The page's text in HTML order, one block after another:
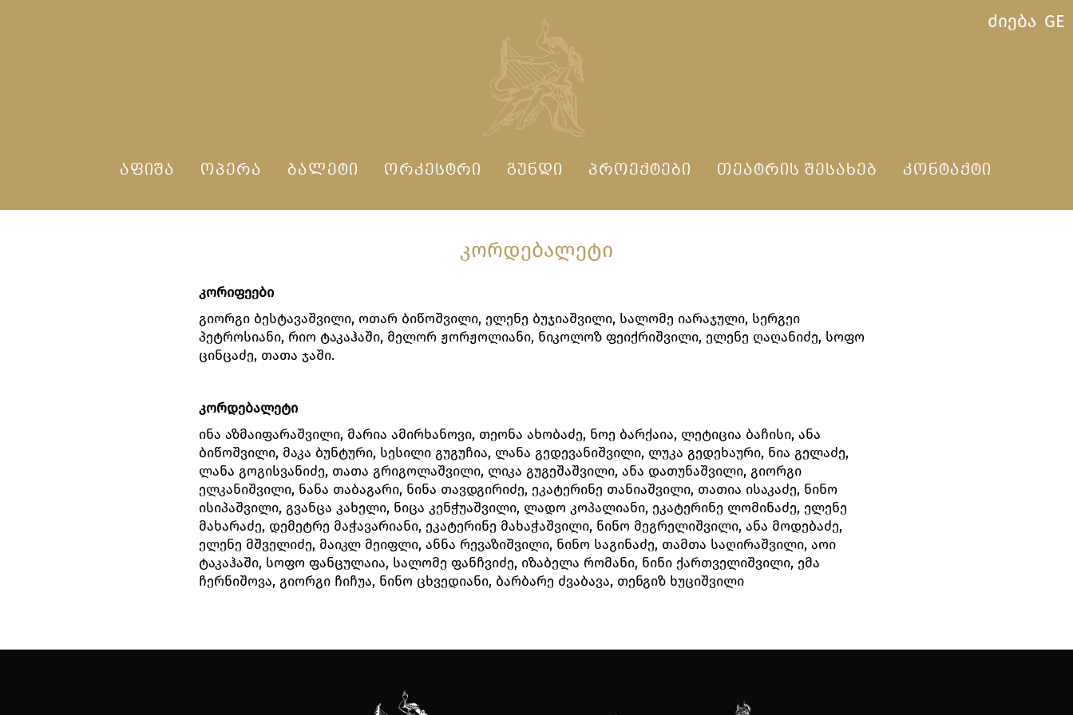
GE
ძიება
ᲐᲤᲘᲨᲐ ᲝᲞᲔᲠᲐ ᲑᲐᲚᲔᲢᲘ ᲝᲠᲙᲔᲡᲢᲠᲘ ᲒᲣᲜᲓᲘ ᲞᲠᲝᲔᲥᲢᲔᲑᲘ ᲗᲔᲐᲢᲠᲘᲡ ᲨᲔᲡᲐᲮᲔᲑ ᲙᲝᲜᲢᲐᲥᲢᲘ
ᲙᲝᲠᲓᲔᲑᲐᲚᲔᲢᲘ
კორიფეები
გიორგი ბესტავაშვილი, ოთარ ბიწოშვილი, ელენე ბუჯიაშვილი, სალომე იარაჯული, სერგეი
პეტროსიანი, რიო ტაკაჰაში, მელორ ჟორჟოლიანი, ნიკოლოზ ფეიქრიშვილი, ელენე ღაღანიძე, სოფო
ცინცაძე, თათა ჯაში.
კორდებალეტი
ინა აზმაიფარაშვილი, მარია ამირხანოვი, თეონა ახობაძე, ნოე ბარქაია, ლეტიცია ბაჩისი, ანა
ბიწოშვილი, მაკა ბუნტური, სესილი გუგუჩია, ლანა გედევანიშვილი, ლუკა გედეხაური, ნია გელაძე,
ლანა გოგისვანიძე, თათა გრიგოლაშვილი, ლიკა გუგეშაშვილი, ანა დათუნაშვილი, გიორგი
ელკანიშვილი, ნანა თაბაგარი, ნინა თავდგირიძე, ეკატერინე თანიაშვილი, თათია ისაკაძე, ნინო
ისიპაშვილი, გვანცა კახელი, ნიცა კენჭუაშვილი, ლადო კოპალიანი, ეკატერინე ლომინაძე, ელენე
მახარაძე, დემეტრე მაჭავარიანი, ეკატერინე მახაჭაშვილი, ნინო მეგრელიშვილი, ანა მოდებაძე,
ელენე მშველიძე, მაიკლ მეიფლი, ანნა რევაზიშვილი, ნინო საგინაძე, თამთა საღირაშვილი, აოი
ტაკაჰაში, სოფო ფანცულაია, სალომე ფანჩვიძე, იზაბელა რომანი, ნინი ქართველიშვილი, ემა
ჩერნიშოვა, გიორგი ჩიჩუა, ნინო ცხვედიანი, ბარბარე ძვაბავა, თენგიზ ხუციშვილი